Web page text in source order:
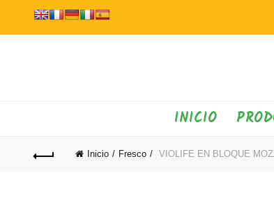
INICIO
Inicio Fresco VIOLIFE EN BLOQUE